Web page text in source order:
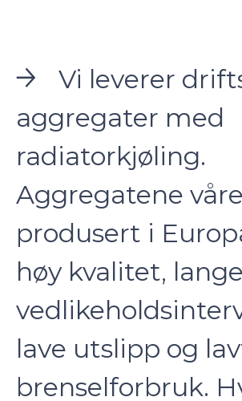
Vi leverer
aggregater med
radiatorkjøling.
Aggregatene
produsert i
høy kvalitet, lange
lave utslipp og
brenselforbruk.